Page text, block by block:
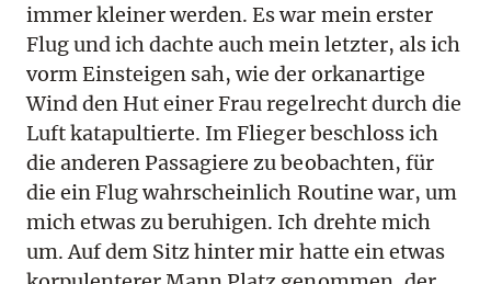
immer kleiner werden. Es war mein erster
Flug und ich dachte auch mein letzter, als ich
vorm Einsteigen sah, wie der orkanartige
Wind den Hut einer Frau regelrecht durch die
Luft katapultierte. Im Flieger beschloss ich
die anderen Passagiere zu beobachten, für
die ein Flug wahrscheinlich Routine war, um
mich etwas zu beruhigen. Ich drehte mich
um. Auf dem Sitz hinter mir hatte ein etwas